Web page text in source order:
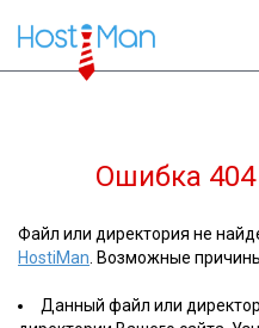
Ошибка
Файл или директория не
HostiMan . Возможные
Данный файл или